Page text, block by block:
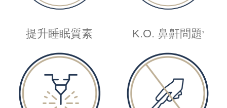
提升睡眠質素 K.O. 鼻鼾問題 3